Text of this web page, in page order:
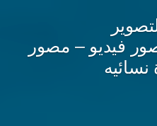
فيديو – مصور